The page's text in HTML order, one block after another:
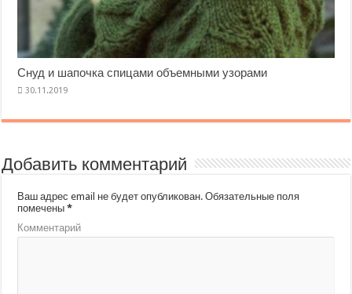
Снуд и шапочка спицами объемными узорами
Добавить комментарий
Ваш адрес email не будет опубликован. Обязательные поля
помечены*
Комментарий